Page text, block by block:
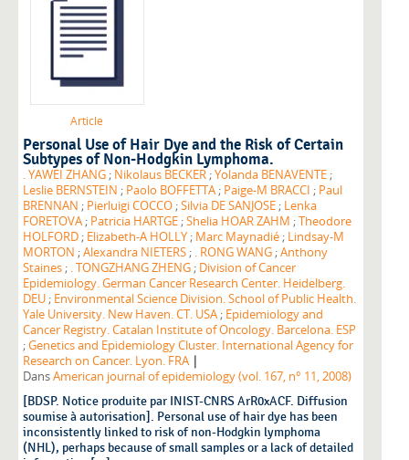
Article
Personal Use of Hair Dye and the Risk of Certain
Subtypes of Non-Hodgkin Lymphoma.
. YAWEI ZHANG ; Nikolaus BECKER ;Yolanda BENAVENTE ;
Leslie BERNSTEIN ; Paolo BOFFETTA ; Paige-M BRACCI ; Paul
BRENNAN ; Pierluigi COCCO ;Silvia DE SANJOSE ; Lenka
FORETOVA ; Patricia HARTGE ;Shelia HOAR ZAHM ;Theodore
HOLFORD ; Elizabeth-A HOLLY ; Marc Maynadié ; Lindsay-M
MORTON ;Alexandra NIETERS ; . RONG WANG ;Anthony
Staines ; . TONGZHANG ZHENG ; Division of Cancer
Epidemiology. German Cancer Research Center. Heidelberg.
DEU ; Environmental Science Division. School of Public Health.
Yale University. New Haven. CT. USA ; Epidemiology and
Cancer Registry. Catalan Institute of Oncology. Barcelona. ESP
;Genetics and Epidemiology Cluster. International Agency for
Research on Cancer. Lyon. FRA |
DansAmerican journal of epidemiology (vol. 167, n° 11, 2008)
[BDSP. Notice produite par INIST-CNRS ArR0xACF. Diffusion
soumise à autorisation]. Personal use of hair dye has been
inconsistently linked to risk of non-Hodgkin lymphoma
(NHL), perhaps because of small samples or a lack of detailed